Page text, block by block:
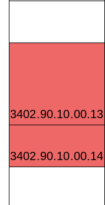
3402.90.10.00.13
3402.90.10.00.14